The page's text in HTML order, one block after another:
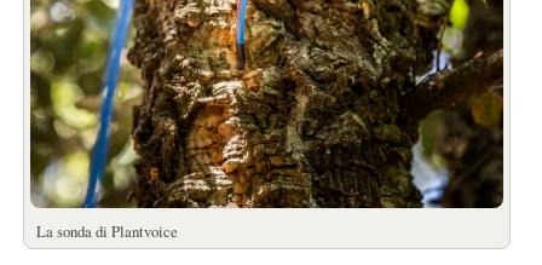
La sonda di Plantvoice